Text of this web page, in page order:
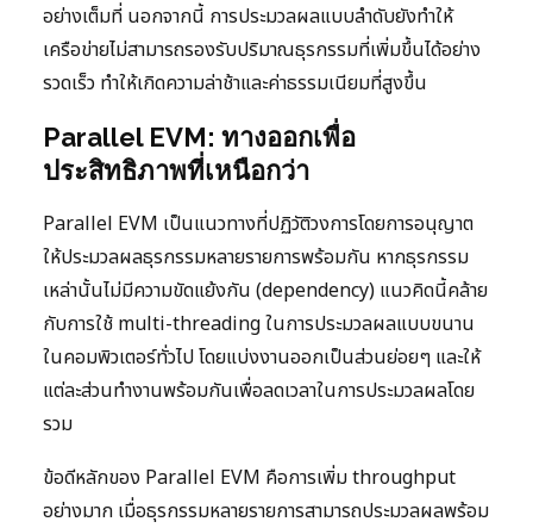
อย่างเต็มที่ นอกจากนี้ การประมวลผลแบบลำดับยังทำให้
เครือข่ายไม่สามารถรองรับปริมาณธุรกรรมที่เพิ่มขึ้นได้อย่าง
รวดเร็ว ทำให้เกิดความล่าช้าและค่าธรรมเนียมที่สูงขึ้น
Parallel EVM: ทางออกเพื่อ
ประสิทธิภาพที่เหนือกว่า
Parallel EVM เป็นแนวทางที่ปฏิวัติวงการโดยการอนุญาต
ให้ประมวลผลธุรกรรมหลายรายการพร้อมกัน หากธุรกรรม
เหล่านั้นไม่มีความขัดแย้งกัน (dependency) แนวคิดนี้คล้าย
กับการใช้ multi-threading ในการประมวลผลแบบขนาน
ในคอมพิวเตอร์ทั่วไป โดยแบ่งงานออกเป็นส่วนย่อยๆ และให้
แต่ละส่วนทำงานพร้อมกันเพื่อลดเวลาในการประมวลผลโดย
รวม
ข้อดีหลักของ Parallel EVM คือการเพิ่ม throughput
อย่างมาก เมื่อธุรกรรมหลายรายการสามารถประมวลผลพร้อม